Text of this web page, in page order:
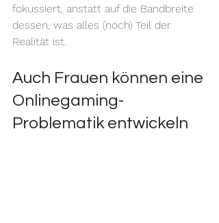
fokussiert, anstatt auf die Bandbreite
dessen, was alles (noch) Teil der
Realität ist.
Auch Frauen können eine
Onlinegaming-
Problematik entwickeln